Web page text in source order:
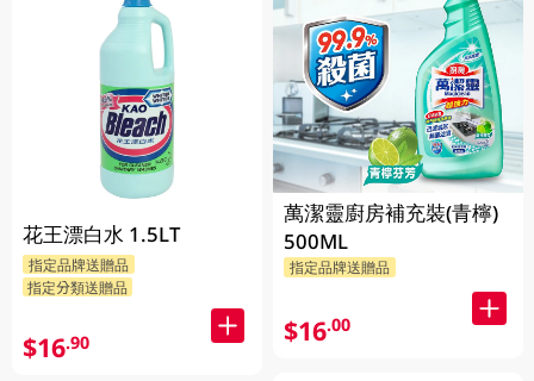
花王漂白水 1.5LT
指定品牌送贈品
指定分類送贈品
$16.90
萬潔靈廚房補充裝(青檸)
500ML
指定品牌送贈品
$16.00